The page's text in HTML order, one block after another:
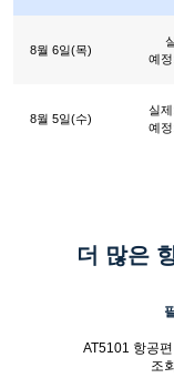
8월 6일(목)
예
8월 5일(수)
실
예
더 많은
AT5101 항공
조회